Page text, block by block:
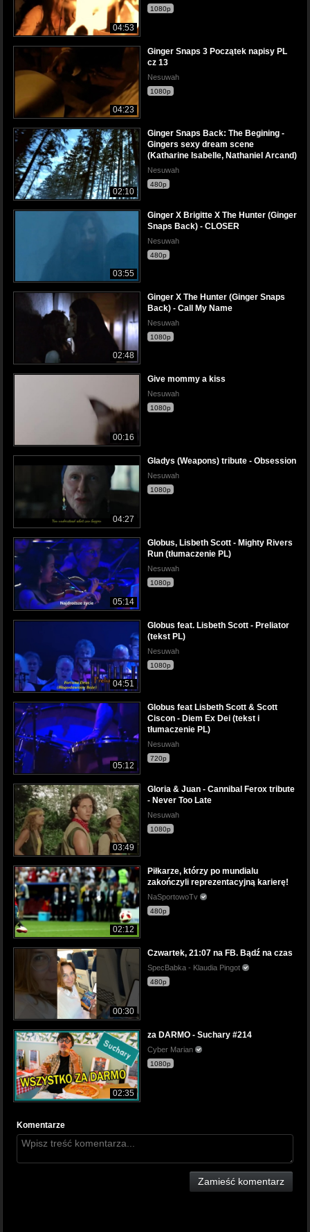
04:53
1080p
04:23
Ginger Snaps 3 Początek napisy PL
cz 13
Nesuwah
1080p
02:10
Ginger Snaps Back: The Begining -
Gingers sexy dream scene
(Katharine Isabelle, Nathaniel Arcand)
Nesuwah
480p
03:55
Ginger X Brigitte X The Hunter (Ginger
Snaps Back) - CLOSER
Nesuwah
480p
02:48
Ginger X The Hunter (Ginger Snaps
Back) - Call My Name
Nesuwah
1080p
00:16
Give mommy a kiss
Nesuwah
1080p
04:27
Gladys (Weapons) tribute - Obsession
Nesuwah
1080p
05:14
Globus, Lisbeth Scott - Mighty Rivers
Run (tłumaczenie PL)
Nesuwah
1080p
04:51
Globus feat. Lisbeth Scott - Preliator
(tekst PL)
Nesuwah
1080p
05:12
Globus feat Lisbeth Scott & Scott
Ciscon - Diem Ex Dei (tekst i
tłumaczenie PL)
Nesuwah
720p
03:49
Gloria & Juan - Cannibal Ferox tribute
- Never Too Late
Nesuwah
1080p
02:12
Piłkarze, którzy po mundialu
zakończyli reprezentacyjną karierę!
NaSportowoTv
480p
00:30
Czwartek, 21:07 na FB. Bądź na czas
SpecBabka - Klaudia Pingot
480p
02:35
za DARMO - Suchary #214
Cyber Marian
1080p
Komentarze
Zamieść komentarz